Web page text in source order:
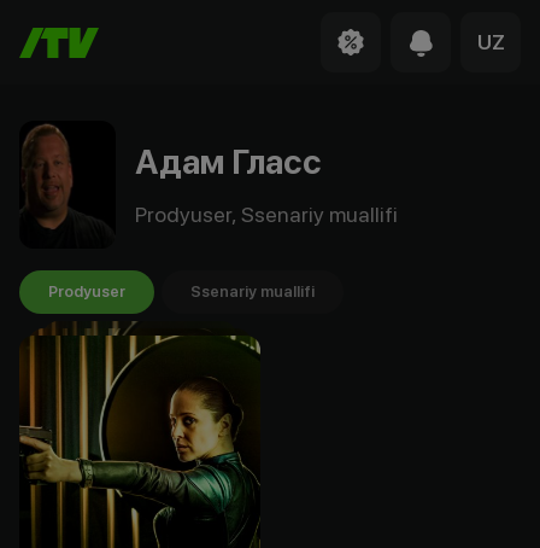
UZ
Адам Гласс
Prodyuser, Ssenariy muallifi
Prodyuser Ssenariy muallifi